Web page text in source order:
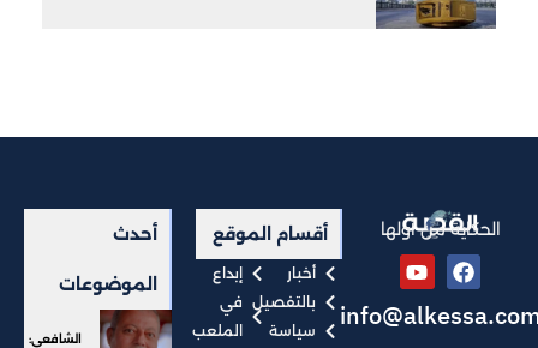
الحكاية من أولها أقسام الموقع
أخبار
بالتفصيل
سياسة
إبداع
في
الملعب
أحدث
الموضوعات
الشافعي: